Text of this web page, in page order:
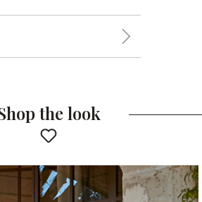
the look